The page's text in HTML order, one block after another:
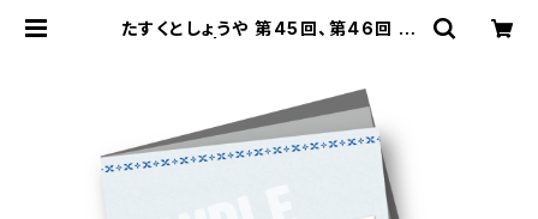
たすくとしょうや 第45回、第46回 パ